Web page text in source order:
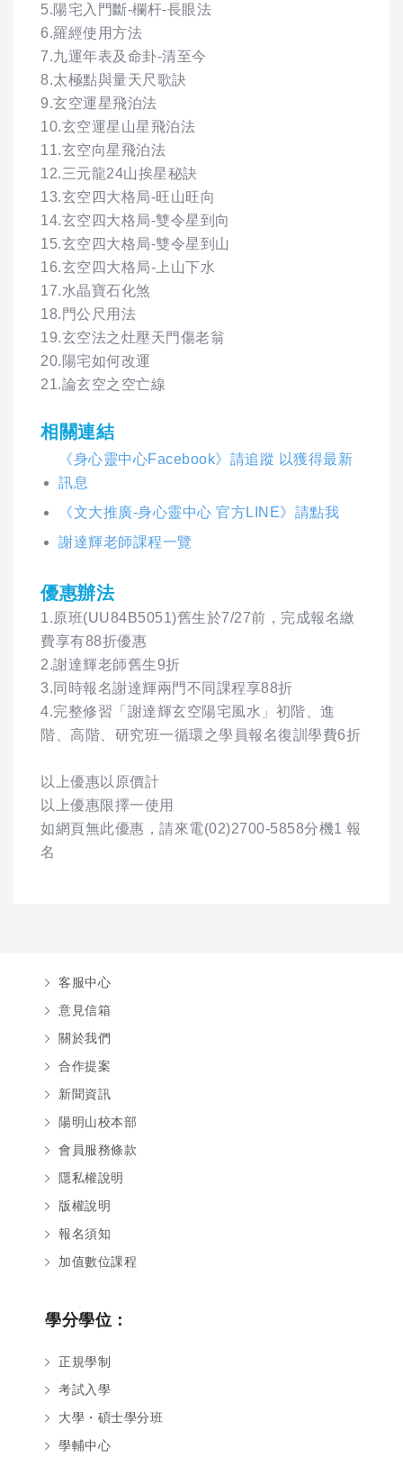
5.陽宅入門斷-欄杆-長眼法
6.羅經使用方法
7.九運年表及命卦-清至今
8.太極點與量天尺歌訣
9.玄空運星飛泊法
10.玄空運星山星飛泊法
11.玄空向星飛泊法
12.三元龍24山挨星秘訣
13.玄空四大格局-旺山旺向
14.玄空四大格局-雙令星到向
15.玄空四大格局-雙令星到山
16.玄空四大格局-上山下水
17.水晶寶石化煞
18.門公尺用法
19.玄空法之灶壓天門傷老翁
20.陽宅如何改運
21.論玄空之空亡線
相關連結
《身心靈中心Facebook》請追蹤 以獲得最新
訊息
《文大推廣-身心靈中心 官方LINE》請點我
謝達輝老師課程一覽
優惠辦法
1.原班(UU84B5051)舊生於7/27前，完成報名繳
費享有88折優惠
2.謝達輝老師舊生9折
3.同時報名謝達輝兩門不同課程享88折
4.完整修習「謝達輝玄空陽宅風水」初階、進
階、高階、研究班一循環之學員報名復訓學費6折
以上優惠以原價計
以上優惠限擇一使用
如網頁無此優惠，請來電(02)2700-5858分機1 報
名
客服中心
意見信箱
關於我們
合作提案
新聞資訊
陽明山校本部
會員服務條款
隱私權說明
版權說明
報名須知
加值數位課程
學分學位：
正規學制
考試入學
大學・碩士學分班
學輔中心